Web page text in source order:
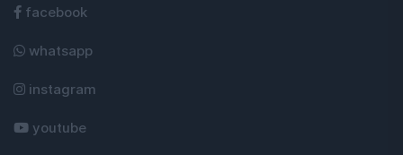
facebook
whatsapp
instagram
youtube